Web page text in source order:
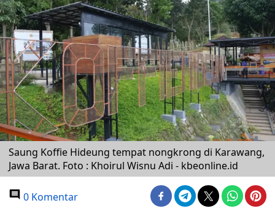
Saung Koffie Hideung tempat nongkrong di Karawang,
Jawa Barat. Foto : Khoirul Wisnu Adi - kbeonline.id
0 Komentar